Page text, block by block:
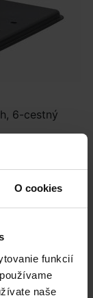
O cookies
funkcií
naše
6-cestný